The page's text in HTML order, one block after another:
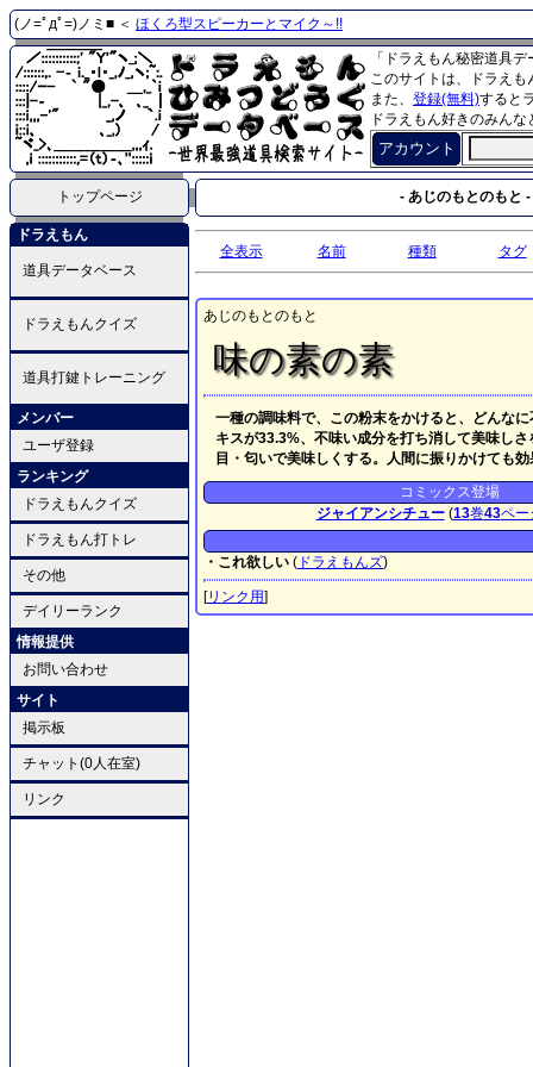
(ノ=ﾟдﾟ=)ノミ■ ＜ ほくろ型スピーカーとマイク～!!
「ドラえもん秘密道具
このサイトは、ドラえ
また、 登録(無料)すると
ドラえもん好きのみん
アカウント
トップページ - あじのもとのもと -
ドラえもん
道具データベース
ドラえもんクイズ
道具打鍵トレーニング
メンバー
ユーザ登録
ランキング
ドラえもんクイズ
ドラえもん打トレ
その他
デイリーランク
情報提供
お問い合わせ
サイト
掲示板
チャット(0人在室)
リンク
全表示 名前 種類 タグ
あじのもとのもと
味の素の素
一種の調味料で、この粉末をかけると、どんな
キスが33.3%、不味い成分を打ち消して美味し
目・匂いで美味しくする。人間に振りかけても
コミックス登場
ジャイアンシチュー(13巻43ペー
・これ欲しい ( ドラえもんズ)
[リンク用]